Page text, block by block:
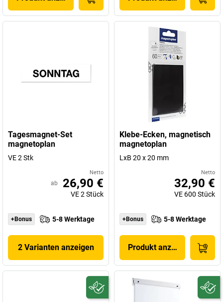
Tagesmagnet-Set
magnetoplan
VE 2 Stk
Netto
ab 26,90 €
VE2 Stück
+Bonus 5-8 Werktage
2 Varianten anzeigen
Klebe-Ecken, magnetisch
magnetoplan
LxB 20 x 20 mm
Netto
32,90 €
VE 600 Stück
+Bonus 5-8 Werktage
Produkt anzeigen